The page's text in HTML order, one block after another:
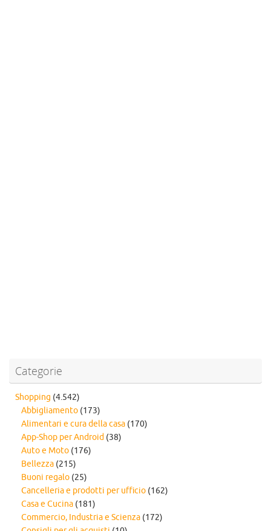
Categorie
Shopping (4.542)
Abbigliamento (173)
Alimentari e cura della casa (170)
App-Shop per Android (38)
Auto e Moto (176)
Bellezza (215)
Buoni regalo (25)
Cancelleria e prodotti per ufficio (162)
Casa e Cucina (181)
Commercio, Industria e Scienza (172)